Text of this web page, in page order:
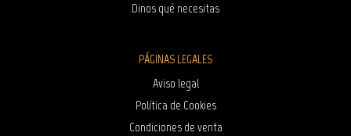
Dinos qué necesitas
PÁGINAS LEGALES
Aviso legal
Política de Cookies
Condiciones de venta